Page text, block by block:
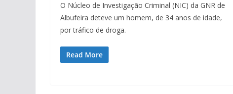
O Núcleo de Investigação Criminal (NIC) da GNR de
Albufeira deteve um homem, de 34 anos de idade,
por tráfico de droga.
Read More